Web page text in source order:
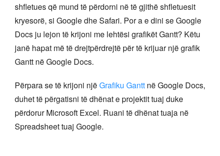
shfletues që mund të përdorni në të gjithë shfletuesit
kryesorë, si Google dhe Safari. Por a e dini se Google
Docs ju lejon të krijoni me lehtësi grafikët Gantt? Këtu
janë hapat më të drejtpërdrejtë për të krijuar një grafik
Gantt në Google Docs.
Përpara se të krijoni njëGrafiku Gantt në Google Docs,
duhet të përgatisni të dhënat e projektit tuaj duke
përdorur Microsoft Excel. Ruani të dhënat tuaja në
Spreadsheet tuaj Google.